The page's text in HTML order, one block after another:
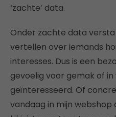
‘zachte’ data.
Onder zachte data
vertellen over iemands
interesses. Dus is een
gevoelig voor gemak of
geïnteresseerd. Of
vandaag in mijn